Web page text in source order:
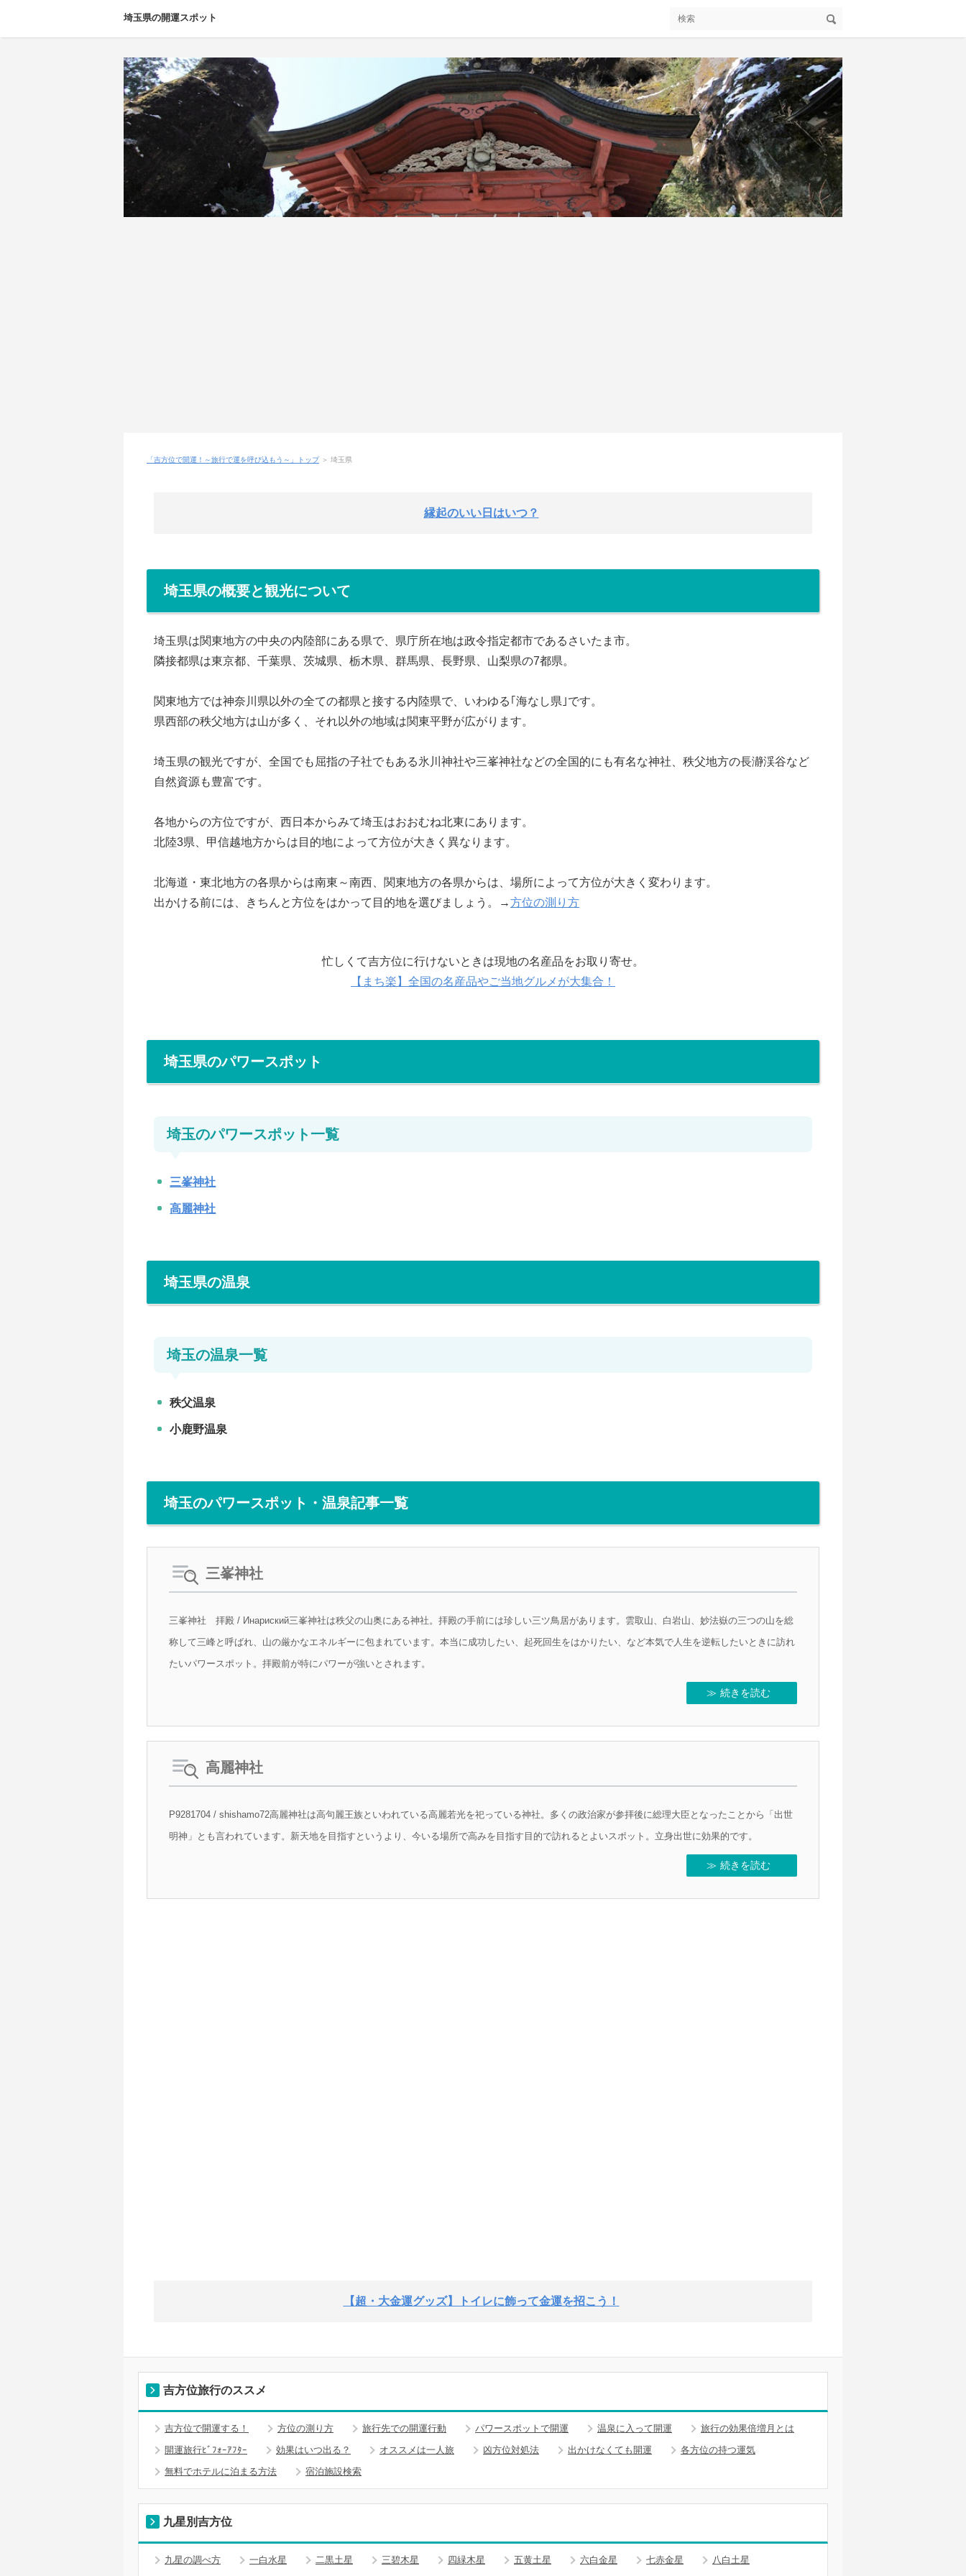
埼玉県の開運スポット
「吉方位で開運！～旅行で運を呼び込もう～」トップ＞ 埼玉県
縁起のいい日はいつ？
埼玉県の概要と観光について
埼玉県は関東地方の中央の内陸部にある県で、県庁所在地は政令指定都市であるさいたま市。
隣接都県は東京都、千葉県、茨城県、栃木県、群馬県、長野県、山梨県の7都県。
関東地方では神奈川県以外の全ての都県と接する内陸県で、いわゆる｢海なし県｣です。
県西部の秩父地方は山が多く、それ以外の地域は関東平野が広がります。
埼玉県の観光ですが、全国でも屈指の子社でもある氷川神社や三峯神社などの全国的にも有名な神社、秩父地方の長瀞渓谷など
自然資源も豊富です。
各地からの方位ですが、西日本からみて埼玉はおおむね北東にあります。
北陸3県、甲信越地方からは目的地によって方位が大きく異なります。
北海道・東北地方の各県からは南東～南西、関東地方の各県からは、場所によって方位が大きく変わります。
出かける前には、きちんと方位をはかって目的地を選びましょう。→方位の測り方
忙しくて吉方位に行けないときは現地の名産品をお取り寄せ。
【まち楽】全国の名産品やご当地グルメが大集合！
埼玉県のパワースポット
埼玉のパワースポット一覧
三峯神社
高麗神社
埼玉県の温泉
埼玉の温泉一覧
秩父温泉
小鹿野温泉
埼玉のパワースポット・温泉記事一覧
三峯神社
三峯神社 拝殿 / Инариский三峯神社は秩父の山奥にある神社。拝殿の手前には珍しい三ツ鳥居があります。雲取山、白岩山、妙法嶽の三つの山を総
称して三峰と呼ばれ、山の厳かなエネルギーに包まれています。本当に成功したい、起死回生をはかりたい、など本気で人生を逆転したいときに訪れ
たいパワースポット。拝殿前が特にパワーが強いとされます。
続きを読む
高麗神社
P9281704 / shishamo72高麗神社は高句麗王族といわれている高麗若光を祀っている神社。多くの政治家が参拝後に総理大臣となったことから「出世
明神」とも言われています。新天地を目指すというより、今いる場所で高みを目指す目的で訪れるとよいスポット。立身出世に効果的です。
続きを読む
【超・大金運グッズ】トイレに飾って金運を招こう！
吉方位旅行のススメ
吉方位で開運する！ 方位の測り方 旅行先での開運行動 パワースポットで開運 温泉に入って開運
旅行の効果倍増月とは
開運旅行ﾋﾞﾌｫｰｱﾌﾀｰ
効果はいつ出る？ オススメは一人旅 凶方位対処法 出かけなくても開運
各方位の持つ運気
無料でホテルに泊まる方法
宿泊施設検索
九星別吉方位
九星の調べ方 一白水星 二黒土星 三碧木星 四緑木星 五黄土星 六白金星 七赤金星 八白土星